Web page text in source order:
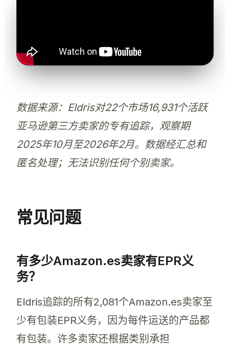
数据来源：Eldris对22个市场16,931个活跃
亚马逊第三方卖家的专有追踪，观察期
2025年10月至2026年2月。数据经汇总和
匿名处理；无法识别任何个别卖家。
常见问题
有多少Amazon.es卖家有EPR义
务？
Eldris追踪的所有2,081个Amazon.es卖家至
少有包装EPR义务，因为每件运送的产品都
有包装。许多卖家还根据类别承担